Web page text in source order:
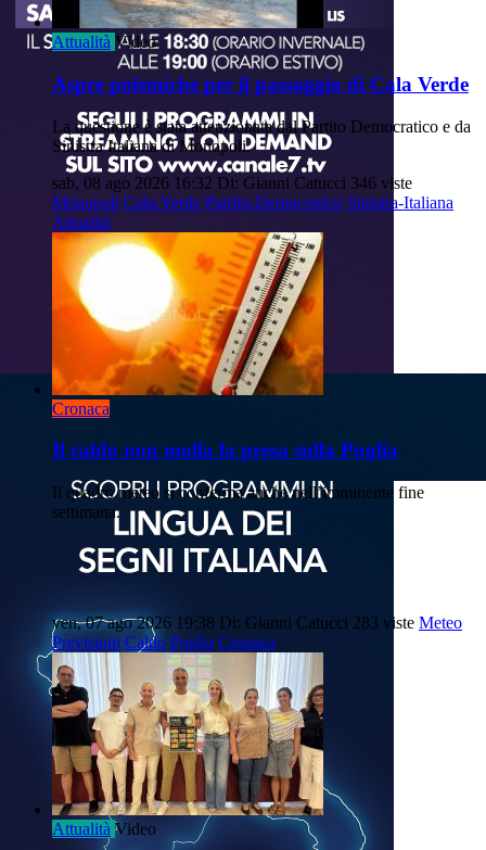
Attualità Video
Aspre polemiche per il passaggio di Cala Verde
La questione è stata attenzionata dal Partito Democratico e da
Sinistra Italiana di Monopoli.
sab, 08 ago 2026 16:32 Di: Gianni Catucci 346 viste
Monopoli Cala-Verde Partito-Democratico Sinistra-Italiana
Attualità
Cronaca
Il caldo non molla la presa sulla Puglia
Il quadro meteo si conferma anche nell’imminente fine
settimana.
ven, 07 ago 2026 19:38 Di: Gianni Catucci 283 viste Meteo
Previsioni Caldo Puglia Cronaca
Attualità Video